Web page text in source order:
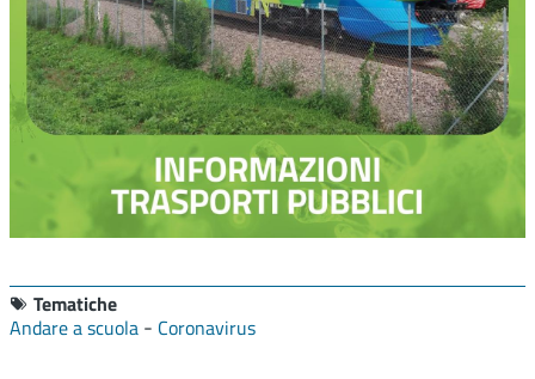
Tematiche
Andare a scuola - Coronavirus